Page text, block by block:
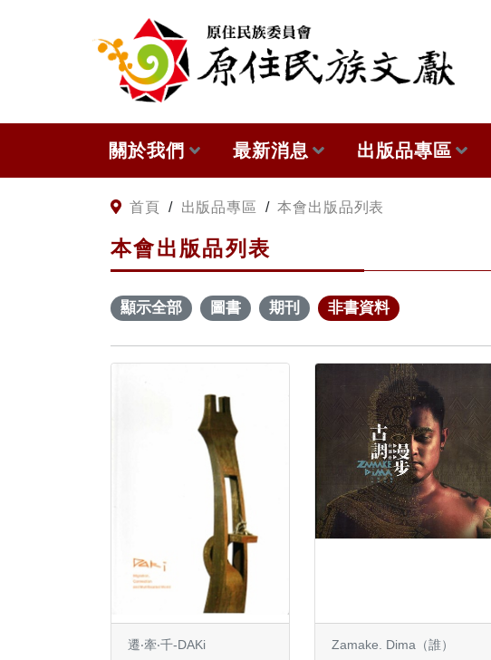
關於我們
關於原住民族文獻會
原住民族文獻會設置要點
委員介紹
最新消息
網站訊息
徵稿訊息
出版品專區
本會出版品列表
出版品查詢
首頁 / 出版品專區 / 本會出版品列表
本會出版品列表
顯示全部 圖書 期刊 非書資料
遷‧牽‧千-DAKi Zamake. Dima（誰）